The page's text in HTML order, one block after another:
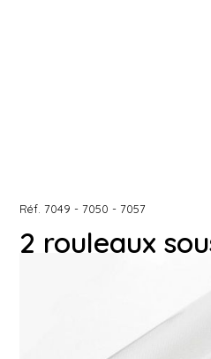
Réf. 7049 - 7050 - 7057
2 rouleaux
Les rouleaux sous vide vous
taille de vos sacs pour la
réchauffage de vos aliments.